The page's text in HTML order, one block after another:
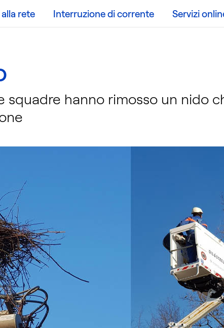
rete Interruzione di corrente Servizi
squadre hanno rimosso un nido